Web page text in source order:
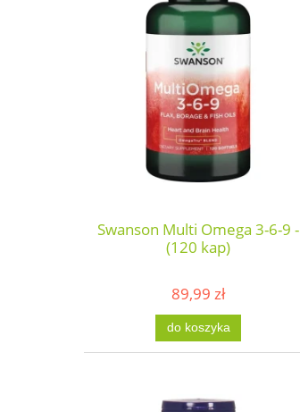
Swanson Multi Omega 3-6-9 -
(120 kap)
89,99 zł
do koszyka